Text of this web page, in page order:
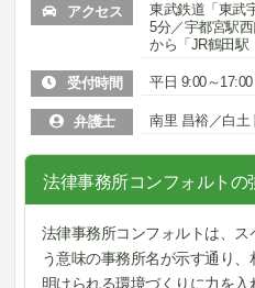
アクセス
東武鉄道「東武
5分／宇都宮駅
から「JR鶴田駅
受付時間 平日 9:00～17:00
弁護士 南里 昌裕／白土
法律事務所コンフォルトの
法律事務所コンフォルトは、
う意味の事務所名が示す通り
明けられる環境づくりに力を